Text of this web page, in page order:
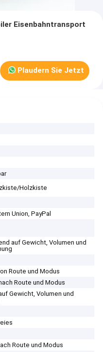
Eisenbahntransport
Plaudern Sie Jetzt
Holzkiste
Union, PayPal
auf Gewicht, Volumen und
Route und Modus
Route und Modus
Gewicht, Volumen und
Route und Modus